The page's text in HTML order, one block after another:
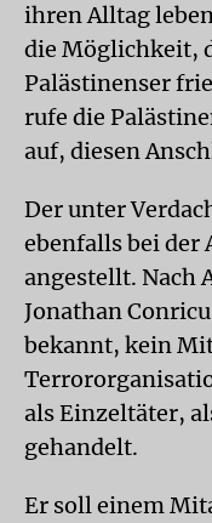
ihren Alltag
die Möglichkeit,
Palästinenser
rufe die
auf, diesen
Der unter
ebenfalls bei der
angestellt. Nach
Jonathan
bekannt, kein
als Einzeltäter,
gehandelt.
Er soll einem